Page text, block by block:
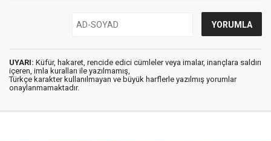
UYARI: Küfür, hakaret, rencide edici cümleler veya imalar, inançlara saldırı
içeren, imla kuralları ile yazılmamış,
Türkçe karakter kullanılmayan ve büyük harflerle yazılmış yorumlar
onaylanmamaktadır.